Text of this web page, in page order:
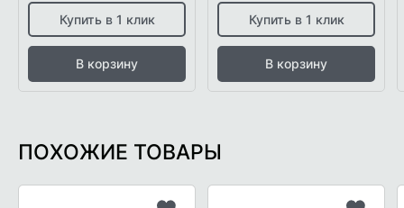
Купить в 1 клик
В корзину
Купить в 1 клик
В корзину
ПОХОЖИЕ ТОВАРЫ